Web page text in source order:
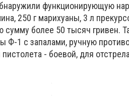
функционирующую
250 г марихуаны, 3 л
более 50 тысяч гривен.
Ф-1 с запалами, ручную
- боевой, для